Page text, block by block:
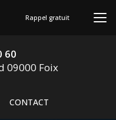
60
09000 Foix
CONTACT
Rappel gratuit